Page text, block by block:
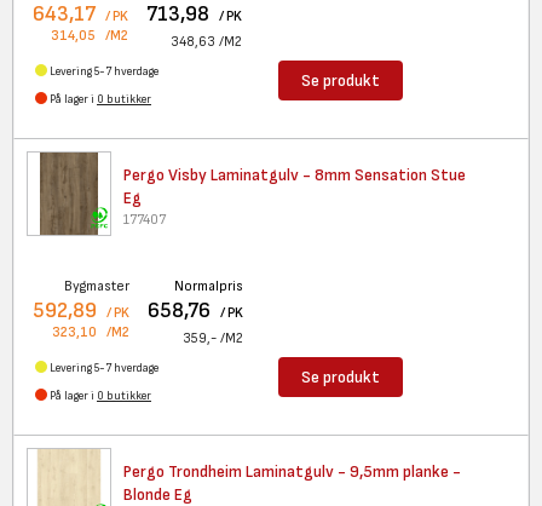
643,17 / PK
314,05 /M2
713,98 / PK
348,63 /M2
Levering 5-7 hverdage
På lager i 0 butikker
Se produkt
Pergo Visby Laminatgulv - 8mm Sensation Stue
Eg
177407
Bygmaster
592,89 / PK
323,10 /M2
Normalpris
658,76 / PK
359,- /M2
Levering 5-7 hverdage
På lager i 0 butikker
Se produkt
Pergo Trondheim Laminatgulv - 9,5mm planke -
Blonde Eg